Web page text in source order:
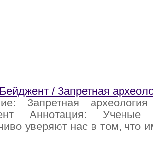
/ Запретная
Запретная
Аннотация: Ученые
уверяют нас в том, что